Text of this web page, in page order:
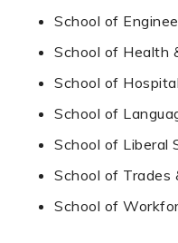
School of
School of Health
School of
School of
School of Liberal
School of Trades
School of